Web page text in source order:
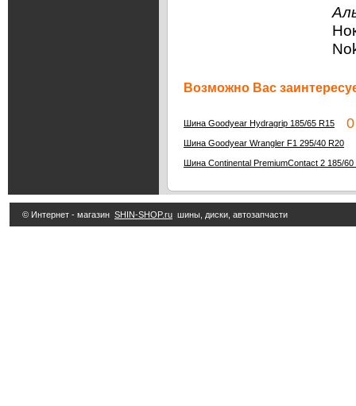
Возможно Вас
Шина Goodyear Hydragrip 185/65 R15 0
Шина Goodyear Wrangler F1 295/40 R20
Шина Continental PremiumContact 2 185/60
© Интернет - магазин SHIN-SHOP.ru шины, диски, автозапчасти